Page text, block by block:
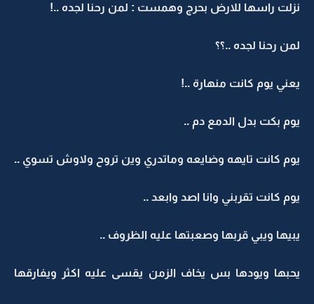
نزلت راسها للارض بحرج وهمست : لمن رحنا لجده ..!
لمن رحنا لجده ..؟؟
يعني يوم كانت منهارة ..!
يوم بكت بدل الدمع دم ..
يوم كانت تايهه وضايعه وماتدري وين تروح ولاوش تسوي ..
يوم كانت تقربني وانا اصد وابعد ..
يبيها ويبي قربها وصعبتها عليه الظروف ..
يحبها ويودها بس يخاف الزمن يقسى عليه اكثر ويفارقها